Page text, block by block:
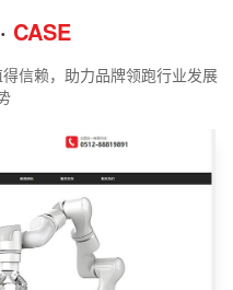
CASE
信赖，助力品牌领跑行业发展